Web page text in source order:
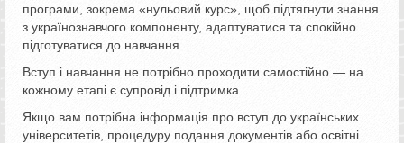
програми, зокрема «нульовий курс», щоб підтягнути знання
з українознавчого компоненту, адаптуватися та спокійно
підготуватися до навчання.
Вступ і навчання не потрібно проходити самостійно — на
кожному етапі є супровід і підтримка.
Якщо вам потрібна інформація про вступ до українських
університетів, процедуру подання документів або освітні